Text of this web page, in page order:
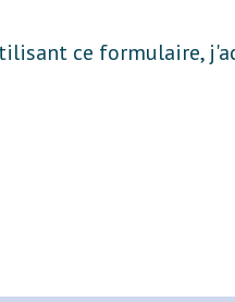
ce formulaire,